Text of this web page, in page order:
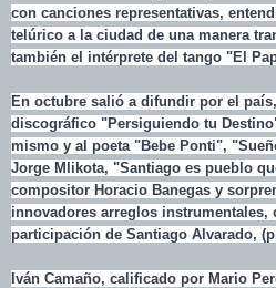
con canciones representativas,
telúrico a la ciudad de una manera
también el intérprete del tango "El
En octubre salió a difundir por el
discográfico "Persiguiendo tu
mismo y al poeta "Bebe Ponti",
Jorge Mlikota, "Santiago es pueblo
compositor Horacio Banegas y
innovadores arreglos instrumentales,
participación de Santiago Alvarado,
Iván Camaño, calificado por Mario